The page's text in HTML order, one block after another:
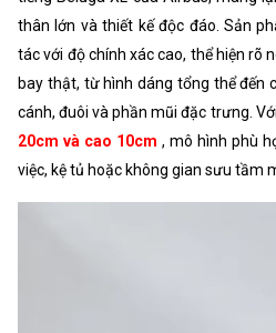
thân lớn và thiết kế độc đáo. Sản
tác với độ chính xác cao, thể hiện rõ
bay thật, từ hình dáng tổng thể đến
cánh, đuôi và phần mũi đặc trưng.
20cm và cao 10cm , mô hình phù
việc, kệ tủ hoặc không gian sưu tầm